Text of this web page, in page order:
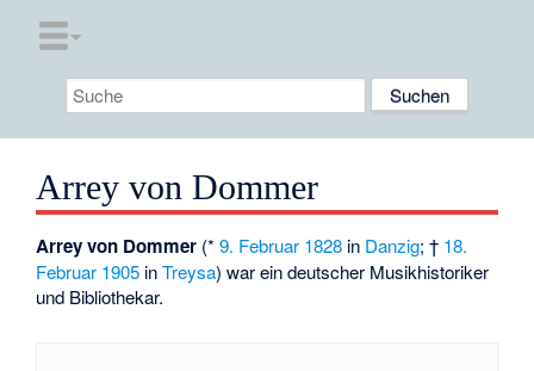
Arrey von Dommer
Arrey von Dommer (*9. Februar 1828 in Danzig; † 18.
Februar 1905 inTreysa) war ein deutscher Musikhistoriker
und Bibliothekar.